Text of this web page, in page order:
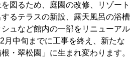
図るため、庭園の改修、リゾート
るテラスの新設、露天風呂の浴槽
ュなど館内の一部をリニューアル
月中旬までに工事を終え、新たな
・翠松園」に生まれ変わります。